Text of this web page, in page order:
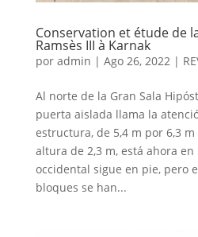
Conservation et étude de
Ramsès III à Karnak
por admin | Ago 26, 2022 |
Al norte de la Gran Sala
puerta aislada llama la
estructura, de 5,4 m por 6,3
altura de 2,3 m, está ahora
occidental sigue en pie, pero
bloques se han...